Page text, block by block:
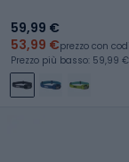
59,99 €
53,99 €prezzo con
Prezzo più basso: 59,99 €